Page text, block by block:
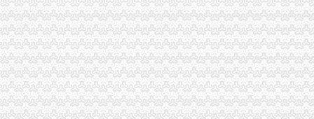
1元注册公司！做账每月只需149元！【今日推荐网-广州工商/税务/财务
1元注册公司的个人主页-WeCenter社交化问答社区程序
0元注册公司
0元注册公司代办工商全套手续-聊城58同城
新都0元注册公司,代理记账,公司转让,注销成都工商年检今题网
重庆一元注册公司
公司已经在重庆公积金管理中心注册了一个账号了,公司四月份已经
重庆元邦农业发展有限公司